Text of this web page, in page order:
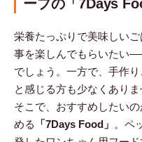
ープの「7Days
栄養たっぷりで美味しい
事を楽しんでもらいたい
でしょう。一方で、手作
と感じる方も少なくありま
そこで、おすすめしたい
める
「7Days Food」 。ペ